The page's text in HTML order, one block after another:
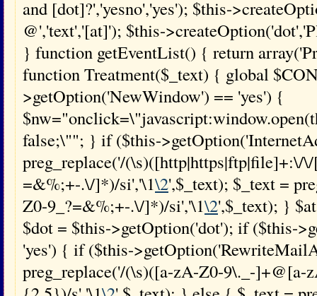
and [dot]?','yesno','yes'); $this-
@','text','[at]'); $this-
} function getEventList() { return
function Treatment($_text) { global
>getOption('NewWindow') == 'yes') {
false;\""; } if ($this-
preg_replace('/(\s)([http|https|ftp|file]+:\/
=&%;+-.\/]*)/si','\1\2',$_text); $_text =
Z0-9_?=&%;+-.\/]*)/si','\1\2',$_text); }
$dot = $this->getOption('dot'); if ($this-
'yes') { if ($this-
preg_replace('/(\s)([a-zA-Z0-9\._-